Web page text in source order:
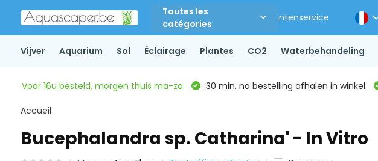
Toutes les
catégories
Klantenservice
Vijver Aquarium Sol Éclairage Plantes CO2 Waterbehandeling
Voor 16u besteld, morgen thuis ma-za 30 min. na bestelling afhalen in winkel
Accueil
Bucephalandra sp. Catharina' - In Vitro